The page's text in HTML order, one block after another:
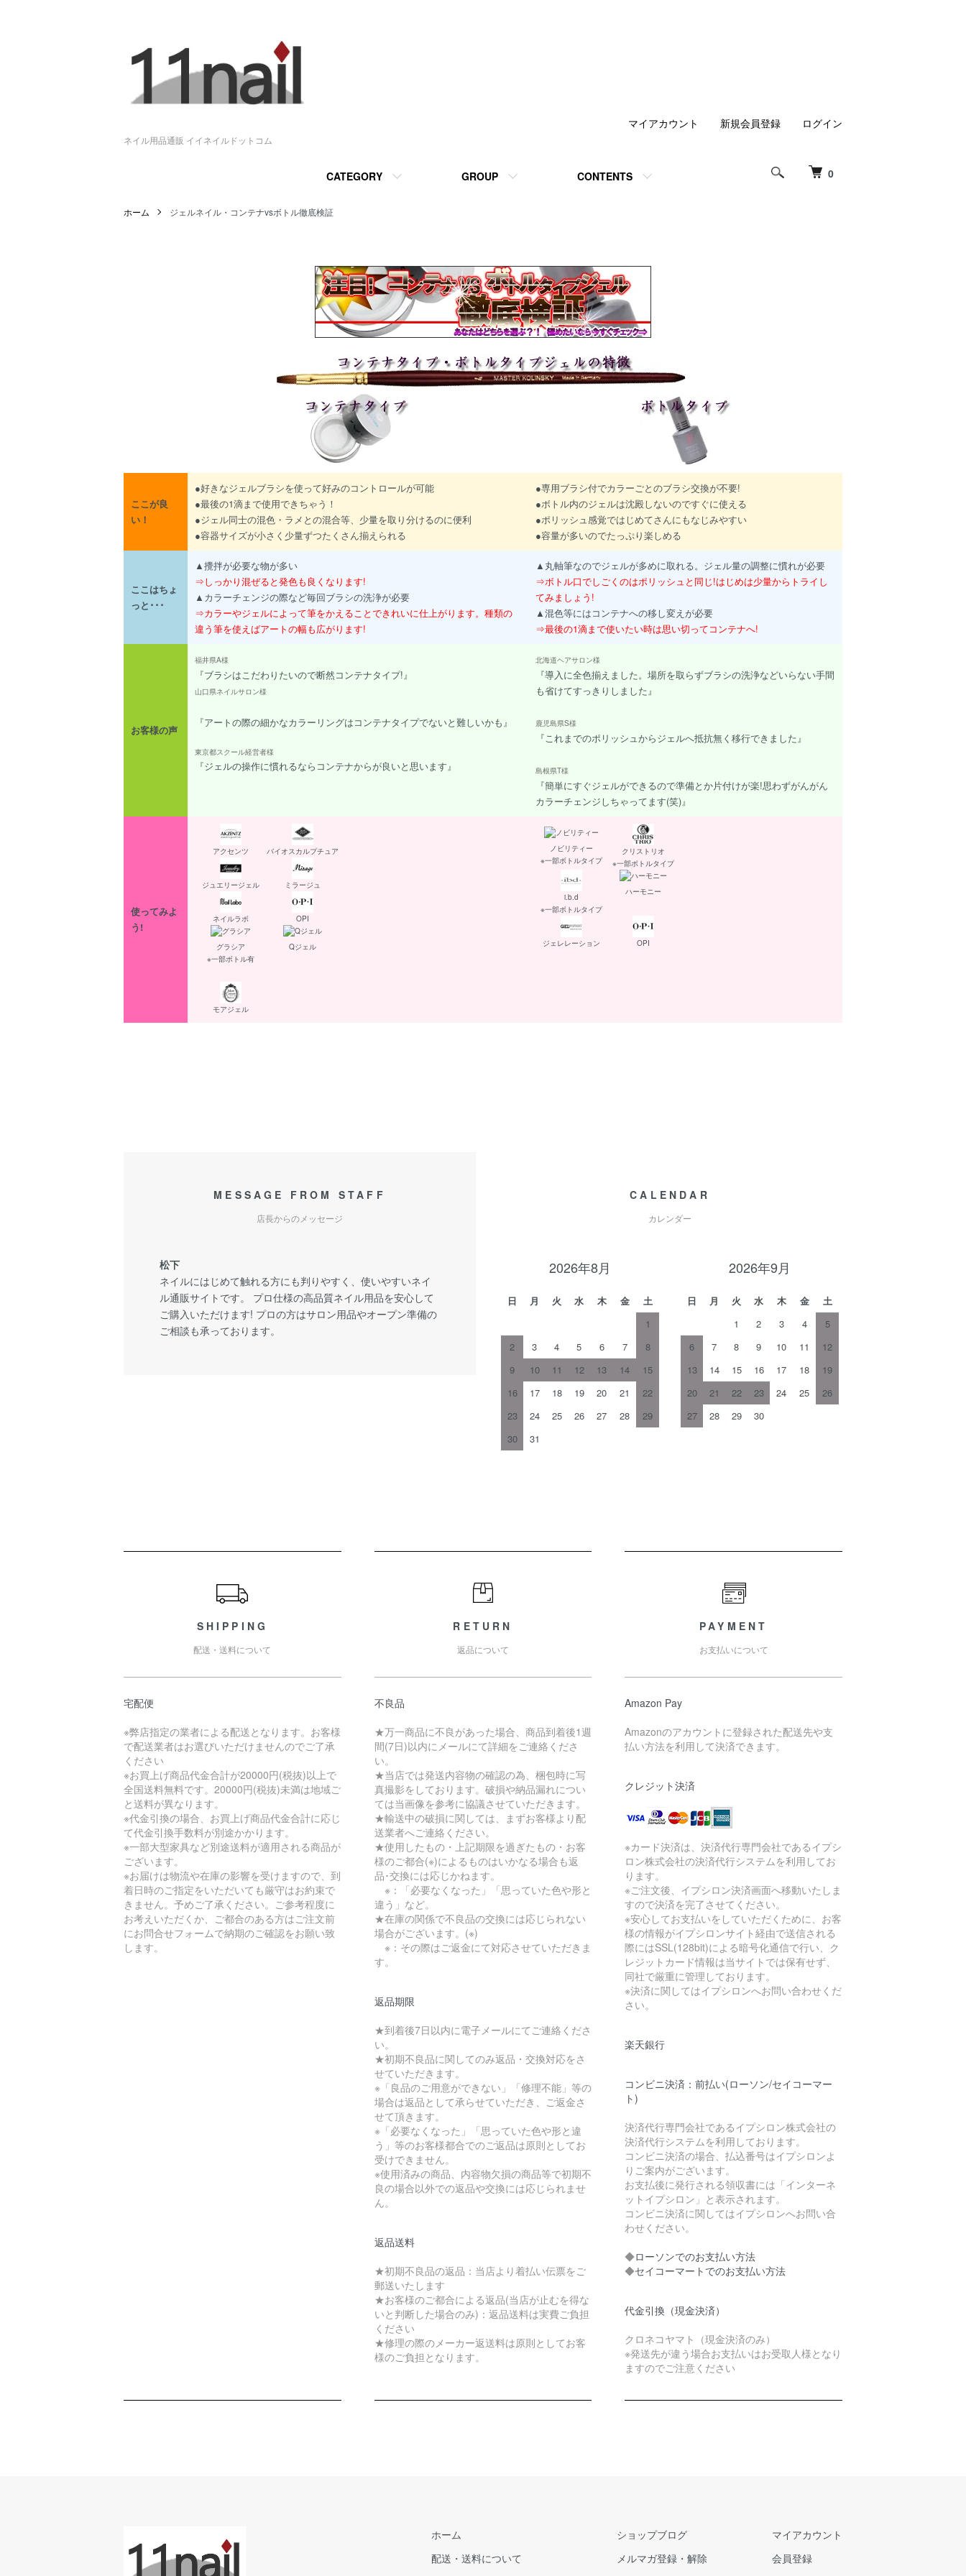
ネイル用品通販 イイネイルドットコム
0
CATEGORY GROUP CONTENTS
マイアカウント 新規会員登録 ログイン
ホーム ジェルネイル・コンテナvsボトル徹底検証
ここが良
い！
●好きなジェルブラシを使って好みのコントロールが可能
●最後の1滴まで使用できちゃう！
●ジェル同士の混色・ラメとの混合等、少量を取り分けるのに便利
●容器サイズが小さく少量ずつたくさん揃えられる
●専用ブラシ付でカラーごとのブラシ交換が不要!
●ボトル内のジェルは沈殿しないのですぐに使える
●ポリッシュ感覚ではじめてさんにもなじみやすい
●容量が多いのでたっぷり楽しめる
ここはちょ
っと･･･
▲攪拌が必要な物が多い
⇒しっかり混ぜると発色も良くなります!
▲カラーチェンジの際など毎回ブラシの洗浄が必要
⇒カラーやジェルによって筆をかえることできれいに仕上がります。種類の
違う筆を使えばアートの幅も広がります!
▲丸軸筆なのでジェルが多めに取れる。ジェル量の調整に慣れが必要
⇒ボトル口でしごくのはポリッシュと同じ!はじめは少量からトライし
てみましょう!
▲混色等にはコンテナへの移し変えが必要
⇒最後の1滴まで使いたい時は思い切ってコンテナへ!
お客様の声
福井県A様
『ブラシはこだわりたいので断然コンテナタイプ!』
山口県ネイルサロン様
『アートの際の細かなカラーリングはコンテナタイプでないと難しいかも』
東京都スクール経営者様
『ジェルの操作に慣れるならコンテナからが良いと思います』
北海道ヘアサロン様
『導入に全色揃えました。場所を取らずブラシの洗浄などいらない手間
も省けてすっきりしました』
鹿児島県S様
『これまでのポリッシュからジェルへ抵抗無く移行できました』
島根県T様
『簡単にすぐジェルができるので準備とか片付けが楽!思わずがんがん
カラーチェンジしちゃってます(笑)』
使ってみよ
う!
アクセンツ バイオスカルプチュア
ジュエリージェル ミラージュ
ネイルラボ OPI
グラシア
※一部ボトル有
Qジェル
モアジェル
ノビリティー
※一部ボトルタイプ
クリストリオ
※一部ボトルタイプ
i.b.d
※一部ボトルタイプ
ハーモニー
ジェレレーション OPI
MESSAGE FROM STAFF
店長からのメッセージ
松下
ネイルにはじめて触れる方にも判りやすく、使いやすいネイ
ル通販サイトです。 プロ仕様の高品質ネイル用品を安心して
ご購入いただけます! プロの方はサロン用品やオープン準備の
ご相談も承っております。
CALENDAR
カレンダー
2026年8月
日 月 火 水 木 金
土
1
2
3 4 5 6 7
8
9
10 11 12 13 14
15
16
17 18 19 20 21
22
23
24 25 26 27 28
29
30
31
2026年9月
日 月 火 水 木 金
土
1
2 3 4
5
6
7 8 9 10 11
12
13
14 15 16 17 18
19
20
21 22 23 24 25
26
27
28 29 30
SHIPPING
配送・送料について
宅配便
※弊店指定の業者による配送となります。お客様
で配送業者はお選びいただけませんのでご了承
ください
※お買上げ商品代金合計が20000円(税抜)以上で
全国送料無料です。20000円(税抜)未満は地域ご
と送料が異なります。
※代金引換の場合、お買上げ商品代金合計に応じ
て代金引換手数料が別途かかります。
※一部大型家具など別途送料が適用される商品が
ございます。
※お届けは物流や在庫の影響を受けますので、到
着日時のご指定をいただいても厳守はお約束で
きません。予めご了承ください。ご参考程度に
お考えいただくか、ご都合のある方はご注文前
にお問合せフォームで納期のご確認をお願い致
します。
RETURN
返品について
不良品
★万一商品に不良があった場合、商品到着後1週
間(7日)以内にメールにて詳細をご連絡くださ
い。
★当店では発送内容物の確認の為、梱包時に写
真撮影をしております。破損や納品漏れについ
ては当画像を参考に協議させていただきます。
★輸送中の破損に関しては、まずお客様より配
送業者へご連絡ください。
★使用したもの・上記期限を過ぎたもの・お客
様のご都合(※)によるものはいかなる場合も返
品･交換には応じかねます。
※：「必要なくなった」「思っていた色や形と
違う」など。
★在庫の関係で不良品の交換には応じられない
場合がございます。(※)
※：その際はご返金にて対応させていただきま
す。
返品期限
★到着後7日以内に電子メールにてご連絡くださ
い。
★初期不良品に関してのみ返品・交換対応をさ
せていただきます。
※「良品のご用意ができない」「修理不能」等の
場合は返品として承らせていただき、ご返金さ
せて頂きます。
※「必要なくなった」「思っていた色や形と違
う」等のお客様都合でのご返品は原則としてお
受けできません。
※使用済みの商品、内容物欠損の商品等で初期不
良の場合以外での返品や交換には応じられませ
ん。
返品送料
★初期不良品の返品：当店より着払い伝票をご
郵送いたします
★お客様のご都合による返品(当店が止むを得な
いと判断した場合のみ)：返品送料は実費ご負担
ください
★修理の際のメーカー返送料は原則としてお客
様のご負担となります。
PAYMENT
お支払いについて
Amazon Pay
Amazonのアカウントに登録された配送先や支
払い方法を利用して決済できます。
クレジット決済
※カード決済は、決済代行専門会社であるイプシ
ロン株式会社の決済代行システムを利用してお
ります。
※ご注文後、イプシロン決済画面へ移動いたしま
すので決済を完了させてください。
※安心してお支払いをしていただくために、お客
様の情報がイプシロンサイト経由で送信される
際にはSSL(128bit)による暗号化通信で行い、ク
レジットカード情報は当サイトでは保有せず、
同社で厳重に管理しております。
※決済に関してはイプシロンへお問い合わせくだ
さい。
楽天銀行
コンビニ決済：前払い(ローソン/セイコーマー
ト)
決済代行専門会社であるイプシロン株式会社の
決済代行システムを利用しております。
コンビニ決済の場合、払込番号はイプシロンよ
りご案内がございます。
お支払後に発行される領収書には「インターネ
ットイプシロン」と表示されます。
コンビニ決済に関してはイプシロンへお問い合
わせください。
◆ローソンでのお支払い方法
◆セイコーマートでのお支払い方法
代金引換（現金決済）
クロネコヤマト（現金決済のみ）
※発送先が違う場合お支払いはお受取人様となり
ますのでご注意ください
ホーム
配送・送料について
ショップブログ
メルマガ登録・解除
マイアカウント
会員登録